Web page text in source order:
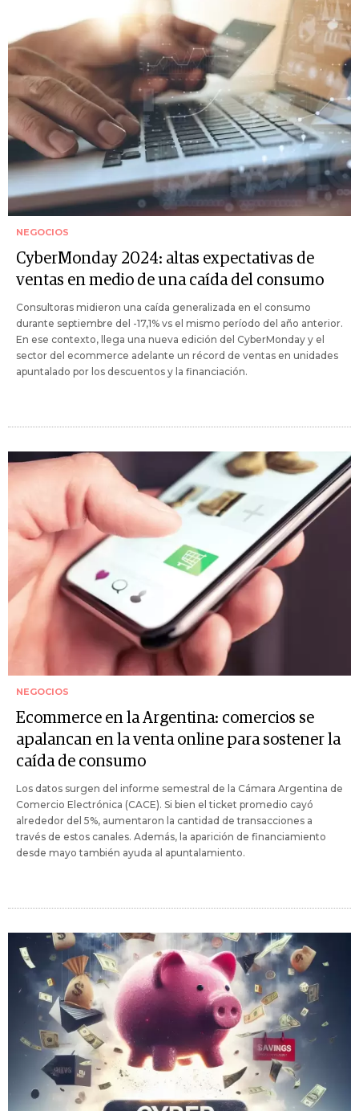
NEGOCIOS
CyberMonday 2024: altas expectativas de
ventas en medio de una caída del consumo
Consultoras midieron una caída generalizada en el consumo
durante septiembre del -17,1% vs el mismo período del año anterior.
En ese contexto, llega una nueva edición del CyberMonday y el
sector del ecommerce adelante un récord de ventas en unidades
apuntalado por los descuentos y la financiación.
NEGOCIOS
Ecommerce en la Argentina: comercios se
apalancan en la venta online para sostener la
caída de consumo
Los datos surgen del informe semestral de la Cámara Argentina de
Comercio Electrónica (CACE). Si bien el ticket promedio cayó
alrededor del 5%, aumentaron la cantidad de transacciones a
través de estos canales. Además, la aparición de financiamiento
desde mayo también ayuda al apuntalamiento.